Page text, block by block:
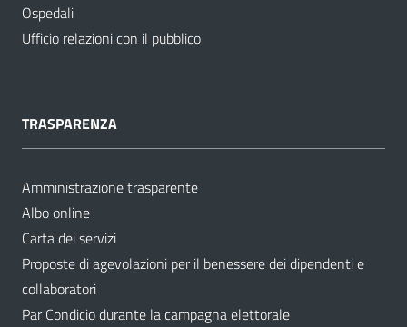
Ospedali
Ufficio relazioni con il pubblico
TRASPARENZA
Amministrazione trasparente
Albo online
Carta dei servizi
Proposte di agevolazioni per il benessere dei dipendenti e
collaboratori
Par Condicio durante la campagna elettorale